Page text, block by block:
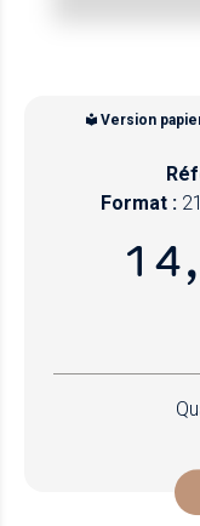
Version
Format :